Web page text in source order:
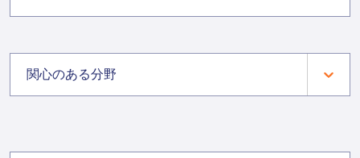
関心のある分野